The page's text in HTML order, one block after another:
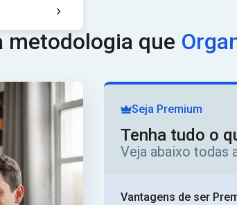
›
metodologia que
Seja Premium
Tenha tudo o
Veja abaixo todas
Vantagens de ser